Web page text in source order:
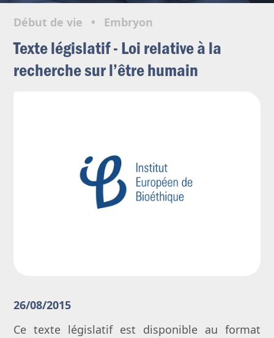
Début de vie • Embryon
Texte législatif - Loi relative à la
recherche sur l’être humain
26/08/2015
Ce texte législatif est disponible au format